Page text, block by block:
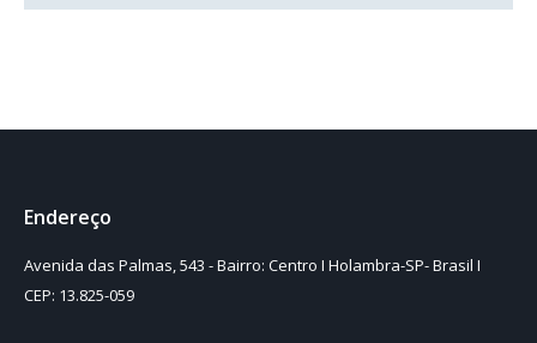
Endereço
Avenida das Palmas, 543 - Bairro: Centro I Holambra-SP- Brasil I
CEP: 13.825-059